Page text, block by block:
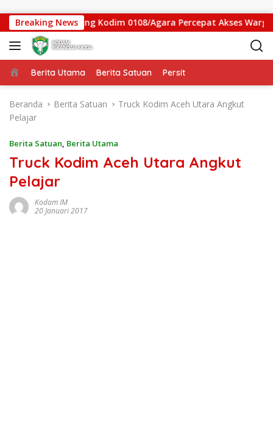
Breaking News
Gantung Kodim 0108/Agara Percepat Akses Warga
Beranda
Berita Utama Berita Satuan Persit
Beranda Berita Satuan
Truck Kodim Aceh Utara Angkut
Pelajar
Berita Satuan, Berita Utama
Truck Kodim Aceh Utara Angkut
Pelajar
Kodam IM
20 Januari 2017